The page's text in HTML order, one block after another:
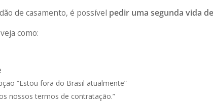
de casamento, é possível pedir uma segunda vida
como:
“Estou fora do Brasil atualmente”
nossos termos de contratação.”